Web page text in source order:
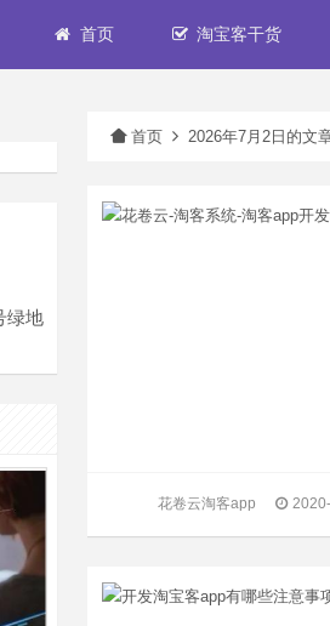
首页 淘宝客干货
绿地
首页 2026年7月2日的文
花卷云淘客app